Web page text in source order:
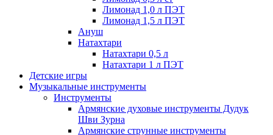
Лимонад 1,0 л ПЭТ
Лимонад 1,5 л ПЭТ
Ануш
Натахтари
Натахтари 0,5 л
Натахтари 1 л ПЭТ
Детские игры
Музыкальные инструменты
Инструменты
Армянские духовые инструменты Дудук
Шви Зурна
Армянские струнные инструменты